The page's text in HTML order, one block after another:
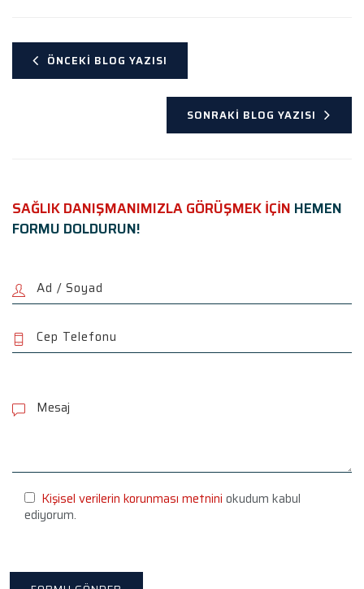
ÖNCEKI BLOG YAZISI
SONRAKI BLOG YAZISI
SAĞLIK DANIŞMANIMIZLA GÖRÜŞMEK İÇİN HEMEN
FORMU DOLDURUN!
l
e
h
Kişisel verilerin korunması metnini okudum kabul
ediyorum.